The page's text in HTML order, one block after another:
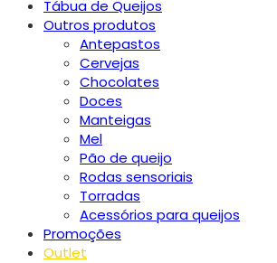
Tábua de Queijos
Outros produtos
Antepastos
Cervejas
Chocolates
Doces
Manteigas
Mel
Pão de queijo
Rodas sensoriais
Torradas
Acessórios para queijos
Promoções
Outlet